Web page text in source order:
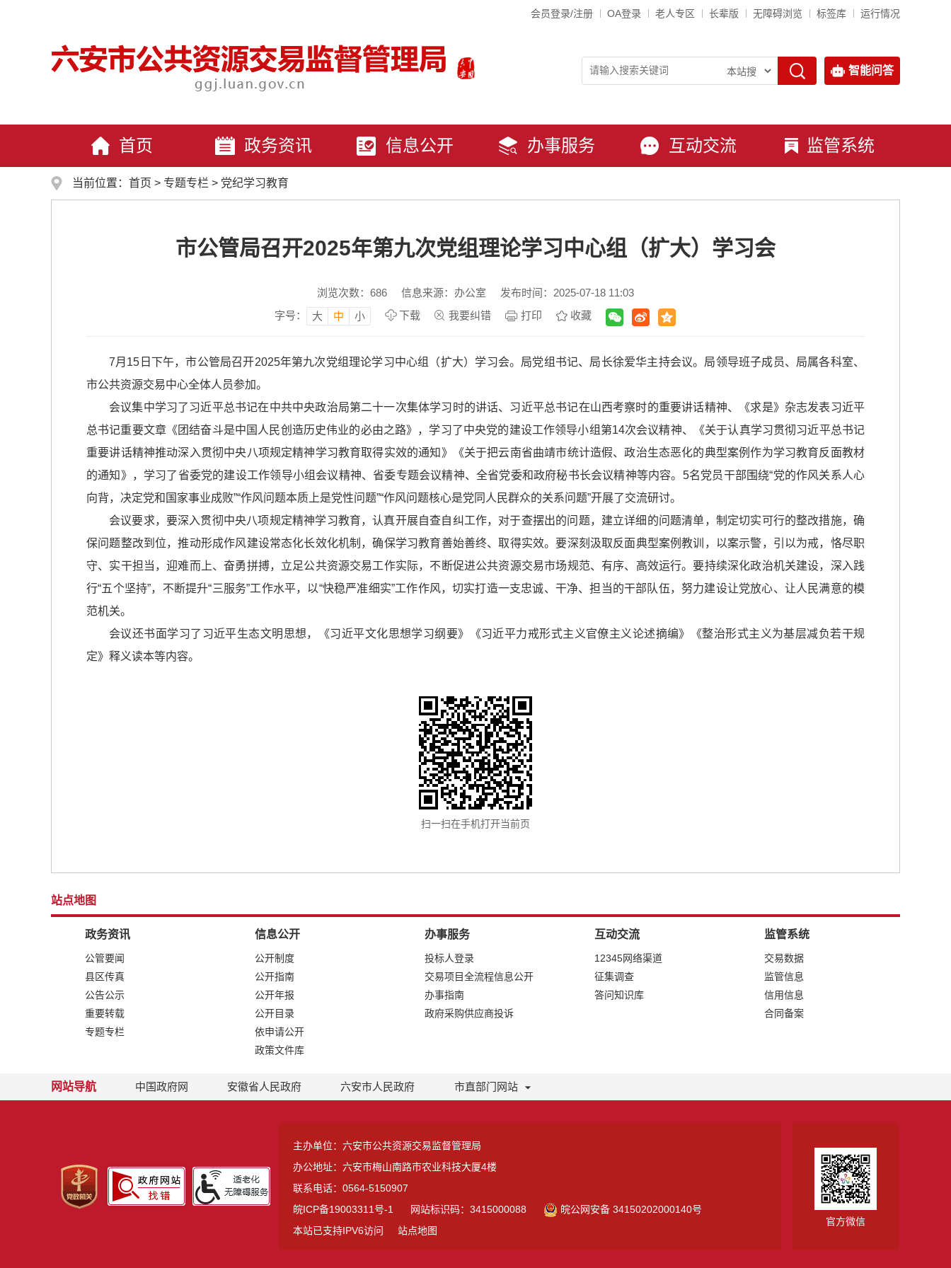
会员登录/注册 OA登录 老人专区 长辈版 无障碍浏览 标签库 运行情况
智能问答
首页 政务资讯 信息公开 办事服务 互动交流 监管系统
当前位置： 首页 > 专题专栏 > 党纪学习教育
市公管局召开2025年第九次党组理论学习中心组（扩大）学习会
浏览次数： 686 信息来源：办公室
发布时间：2025-07-18 11:03
字号：
大 中 小 下载 我要纠错 打印 收藏
7月15日下午，市公管局召开2025年第九次党组理论学习中心组（扩大）学习会。局党组书记、局长徐爱华主持会议。局领导班子成员、局属各科室、
市公共资源交易中心全体人员参加。
会议集中学习了习近平总书记在中共中央政治局第二十一次集体学习时的讲话、习近平总书记在山西考察时的重要讲话精神、《求是》杂志发表习近平
总书记重要文章《团结奋斗是中国人民创造历史伟业的必由之路》，学习了中央党的建设工作领导小组第14次会议精神、《关于认真学习贯彻习近平总书记
重要讲话精神推动深入贯彻中央八项规定精神学习教育取得实效的通知》《关于把云南省曲靖市统计造假、政治生态恶化的典型案例作为学习教育反面教材
的通知》，学习了省委党的建设工作领导小组会议精神、省委专题会议精神、全省党委和政府秘书长会议精神等内容。5名党员干部围绕“党的作风关系人心
向背，决定党和国家事业成败”“作风问题本质上是党性问题”“作风问题核心是党同人民群众的关系问题”开展了交流研讨。
会议要求，要深入贯彻中央八项规定精神学习教育，认真开展自查自纠工作，对于查摆出的问题，建立详细的问题清单，制定切实可行的整改措施，确
保问题整改到位，推动形成作风建设常态化长效化机制，确保学习教育善始善终、取得实效。要深刻汲取反面典型案例教训，以案示警，引以为戒，恪尽职
守、实干担当，迎难而上、奋勇拼搏，立足公共资源交易工作实际，不断促进公共资源交易市场规范、有序、高效运行。要持续深化政治机关建设，深入践
行“五个坚持”，不断提升“三服务”工作水平，以“快稳严准细实”工作作风，切实打造一支忠诚、干净、担当的干部队伍，努力建设让党放心、让人民满意的模
范机关。
会议还书面学习了习近平生态文明思想，《习近平文化思想学习纲要》《习近平力戒形式主义官僚主义论述摘编》《整治形式主义为基层减负若干规
定》释义读本等内容。
扫一扫在手机打开当前页
站点地图
政务资讯
公管要闻
县区传真
公告公示
重要转载
专题专栏
信息公开
公开制度
公开指南
公开年报
公开目录
依申请公开
政策文件库
办事服务
投标人登录
交易项目全流程信息公开
办事指南
政府采购供应商投诉
互动交流
12345网络渠道
征集调查
答问知识库
监管系统
交易数据
监管信息
信用信息
合同备案
网站导航 中国政府网 安徽省人民政府 六安市人民政府 市直部门网站
主办单位：六安市公共资源交易监督管理局
办公地址：六安市梅山南路市农业科技大厦4楼
联系电话：0564-5150907
皖ICP备19003311号-1
网站标识码：3415000088
皖公网安备 34150202000140号
本站已支持IPV6访问
站点地图
官方微信